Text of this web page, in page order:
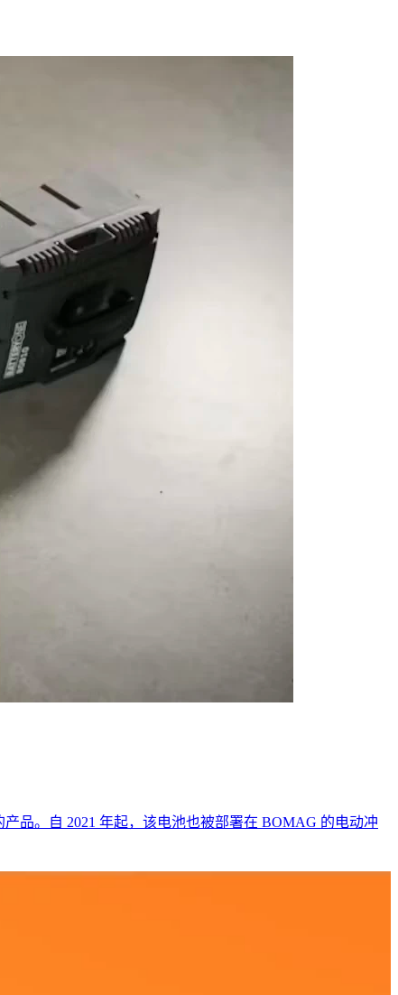
品。自 2021 年起，该电池也被部署在 BOMAG 的电动冲